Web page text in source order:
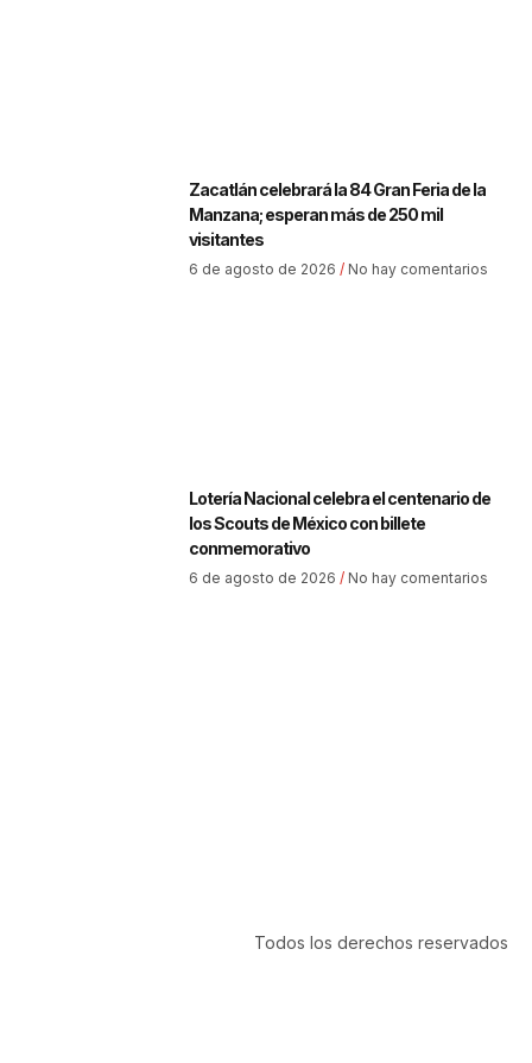
Zacatlán celebrará la 84 Gran Feria de la
Manzana; esperan más de 250 mil
visitantes
6 de agosto de 2026 No hay comentarios
Lotería Nacional celebra el centenario de
los Scouts de México con billete
conmemorativo
6 de agosto de 2026 No hay comentarios
Todos los derechos reservados